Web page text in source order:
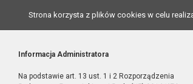
Strona korzysta z plików cookies w celu
Informacja Administratora
Na podstawie art. 13 ust. 1 i 2 Rozporządzenia